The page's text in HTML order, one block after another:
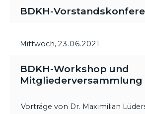
BDKH-
Mittwoch, 23.06.2021
BDKH-Workshop und
Mitgliederversammlung
Vorträge von Dr. Maximilian